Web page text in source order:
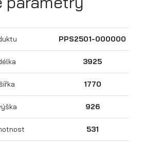
PPS2501-000000
3925
1770
926
531